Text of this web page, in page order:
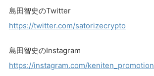
島田智史のTwitter
https://twitter.com/satorizecrypto
島田智史のInstagram
https://instagram.com/keniten_promotion